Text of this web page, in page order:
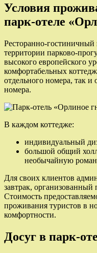
Условия
парк-отеле
Ресторанно-
территории парково-
высокого европейского
комфортабельных
отдельного номера, так и
номера.
В каждом коттедже:
индивидуальный
большой общий
необычайную
Для своих клиентов
завтрак, организованный
Стоимость
проживания туристов в
комфортности.
Досуг в парк-